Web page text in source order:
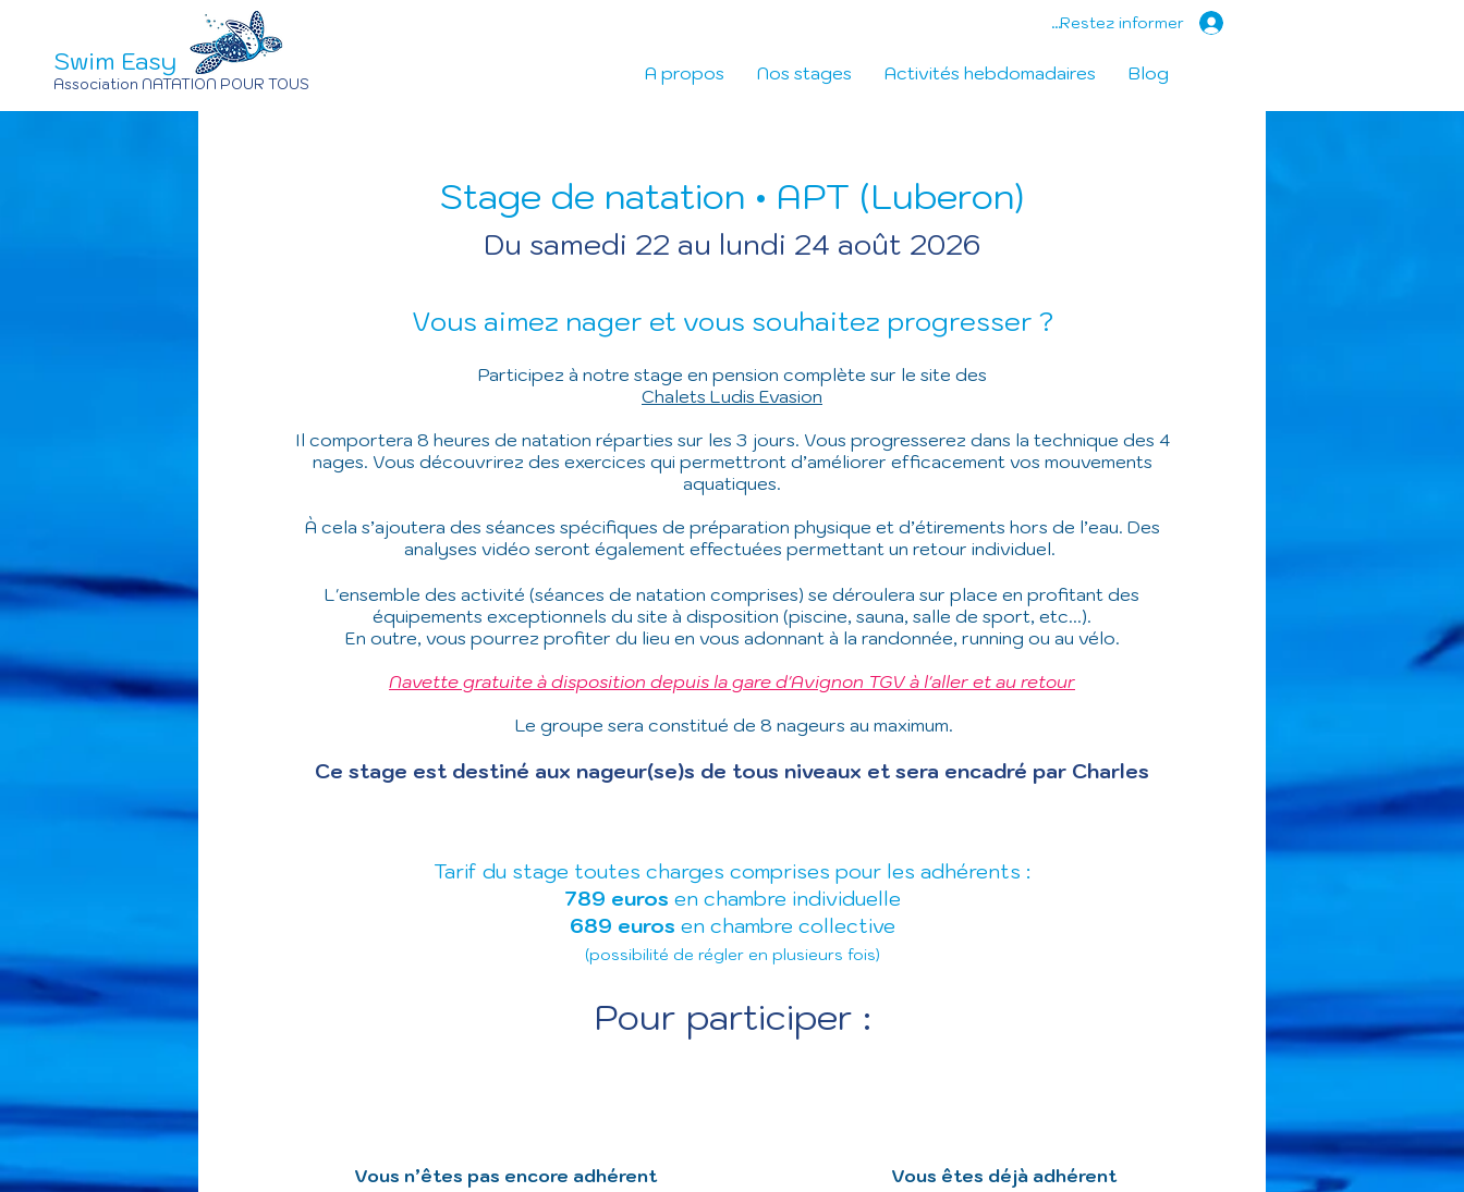
Swim Easy
Association NATATION POUR TOUS
Restez informer...
A propos Nos stages Activités hebdomadaires Blog
Stage de natation • APT (Luberon)
Du samedi 22 au lundi 24 août 2026
Vous aimez nager et vous souhaitez progresser ?
Participez à notre stage en pension complète sur le site des
Chalets Ludis Evasion
Il comportera 8 heures de natation réparties sur les 3 jours. Vous progresserez dans la technique des 4
nages. Vous découvrirez des exercices qui permettront d’améliorer efficacement vos mouvements
aquatiques.
À cela s’ajoutera des séances spécifiques de préparation physique et d’étirements hors de l’eau. Des
analyses vidéo seront également effectuées permettant un retour individuel.
L'ensemble des activité (séances de natation comprises) se déroulera sur place en profitant des
équipements exceptionnels du site à disposition (piscine, sauna, salle de sport, etc...).
En outre, vous pourrez profiter du lieu en vous adonnant à la randonnée, running ou au vélo.
Navette gratuite à disposition depuis la gare d'Avignon TGV à l'aller et au retour
Le groupe sera constitué de 8 nageurs au maximum.
Ce stage est destiné aux nageur(se)s de tous niveaux et sera encadré par Charles
Tarif du stage toutes charges comprises pour les adhérents :
789 euros en chambre individuelle
689 euros en chambre collective
(possibilité de régler en plusieurs fois)
Pour participer :
Vous n’êtes pas encore adhérent
Vous êtes déjà adhérent